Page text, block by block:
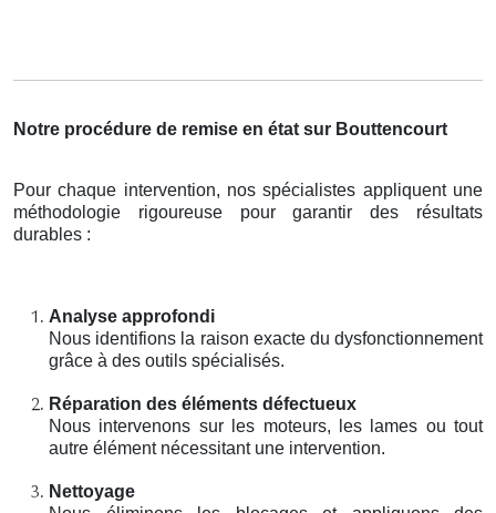
Notre procédure de remise en état sur Bouttencourt
Pour chaque intervention, nos spécialistes appliquent une
méthodologie rigoureuse pour garantir des résultats
durables :
Analyse approfondi
Nous identifions la raison exacte du dysfonctionnement
grâce à des outils spécialisés.
Réparation des éléments défectueux
Nous intervenons sur les moteurs, les lames ou tout
autre élément nécessitant une intervention.
Nettoyage